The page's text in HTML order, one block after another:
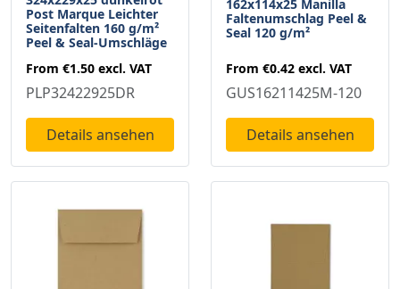
Post Marque Leichter
Seitenfalten 160 g/m²
Peel & Seal-Umschläge
From €1.50 excl. VAT
PLP32422925DR
Details ansehen
162x114x25 Manilla
Faltenumschlag Peel &
Seal 120 g/m²
From €0.42 excl. VAT
GUS16211425M-120
Details ansehen